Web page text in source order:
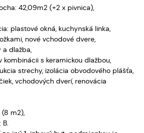
42,09m2 (+2 x pivnica),
plastové okná, kuchynská linka,
nové vchodové dvere,
dlažba,
s keramickou dlažbou,
strechy, izolácia obvodového plášťa,
vchodových dverí, renovácia
m2),